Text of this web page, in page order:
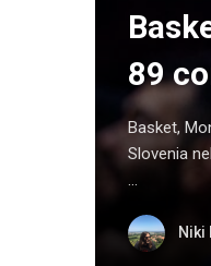
89
Basket,
Slovenia
...
Niki